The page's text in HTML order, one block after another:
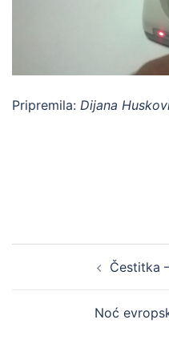
Pripremila: Dijana
navigation Čestitka
Noć